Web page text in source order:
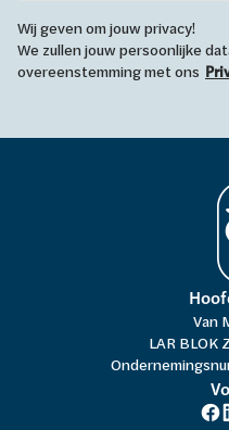
Wij geven om jouw privacy!
We zullen jouw persoonlijke
overeenstemming met ons
Van
LAR BLOK